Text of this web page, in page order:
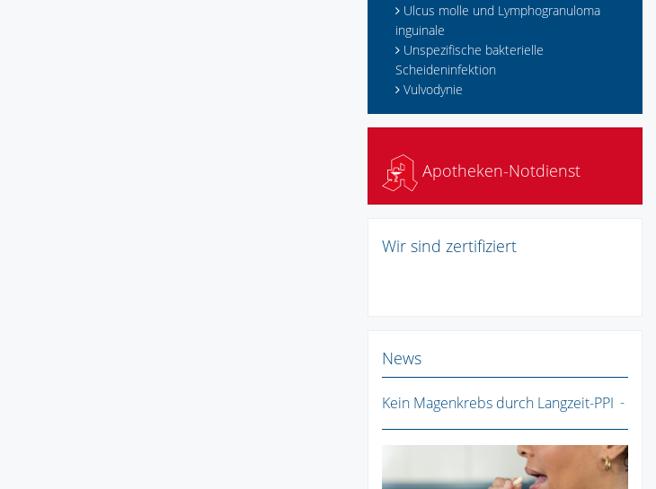
Ulcus molle und Lymphogranuloma
inguinale
Unspezifische bakterielle
Scheideninfektion
Vulvodynie
Apotheken-Notdienst
Wir sind zertifiziert
News
Kein Magenkrebs durch Langzeit-PPI